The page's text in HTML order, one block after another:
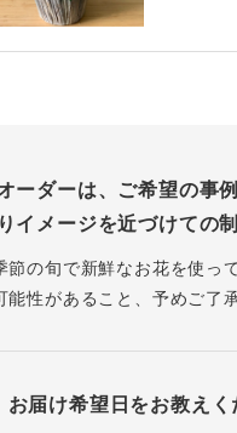
ーダーは、ご希望の事
イメージを近づけての
節の旬で新鮮なお花を使っ
能性があること、予めご了
お届け希望日をお教えく